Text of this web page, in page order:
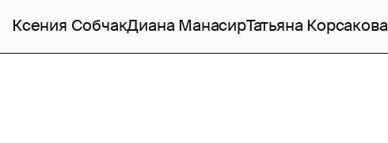
Ксения СобчакДиана МанасирТатьяна Корсакова